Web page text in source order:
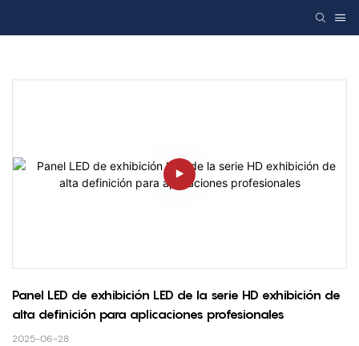
Panel LED de exhibición LED de la serie HD exhibición de
alta definición para aplicaciones profesionales
2025-06-28